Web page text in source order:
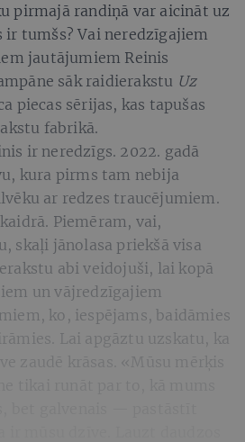
pirmajā randiņā var aicināt uz
ir tumšs? Vai neredzīgajiem
jautājumiem Reinis
sāk raidierakstu Uz
piecas sērijas, kas tapušas
fabrikā.
ir neredzīgs. 2022. gadā
kura pirms tam nebija
ar redzes traucējumiem.
Piemēram, vai,
skaļi jānolasa priekšā visa
abi veidojuši, lai kopā
un vājredzīgajiem
ko, iespējams, baidāmies
Lai apgāztu uzskatu, ka
zaudē krāsas. «Mūsu mērķis